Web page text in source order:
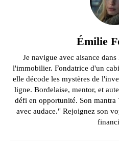
Émilie
Je navigue avec aisance
l'immobilier. Fondatrice d'un
elle décode les mystères de
ligne. Bordelaise, mentor, et
défi en opportunité. Son
avec audace." Rejoignez son